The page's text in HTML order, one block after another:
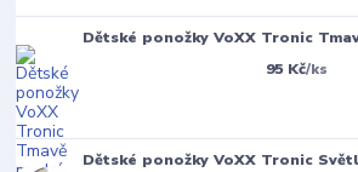
Dětské ponožky VoXX Tronic
95 Kč/ks
Dětské ponožky VoXX Tronic